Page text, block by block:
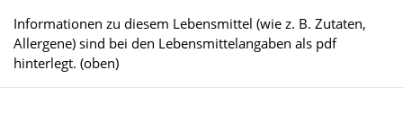
Informationen zu diesem Lebensmittel (wie z. B. Zutaten,
Allergene) sind bei den Lebensmittelangaben als pdf
hinterlegt. (oben)